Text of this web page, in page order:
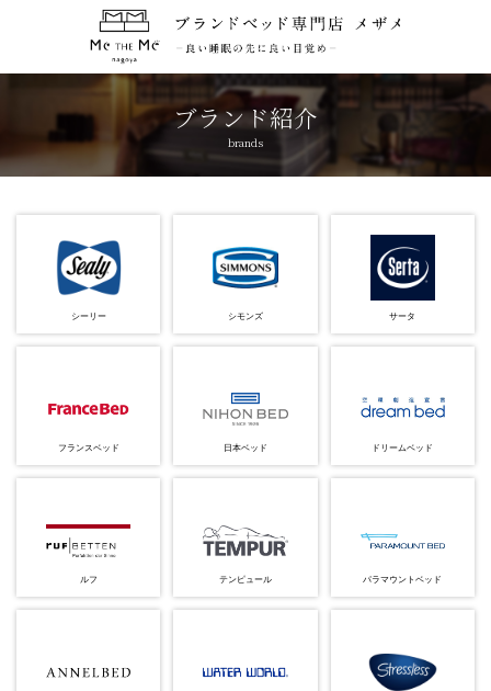
ブランド紹介
brands
シーリー シモンズ サータ
フランスベッド 日本ベッド ドリームベッド
ルフ テンピュール パラマウントベッド
トップページ TOP
CONCEPT
BRANDS
アクセス ACCESS